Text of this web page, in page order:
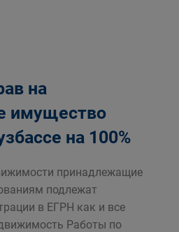
на
имущество
на 100%
принадлежащие
подлежат
в ЕГРН как и все
Работы по